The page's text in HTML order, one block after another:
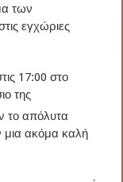
των
εγχώριες
17:00 στο
της
το απόλυτα
μια ακόμα καλή